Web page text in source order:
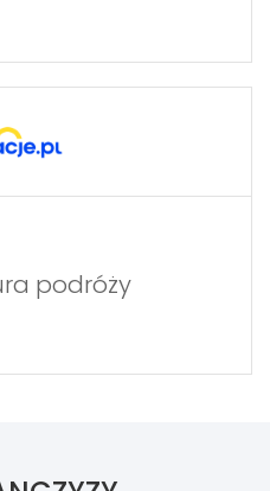
podróży